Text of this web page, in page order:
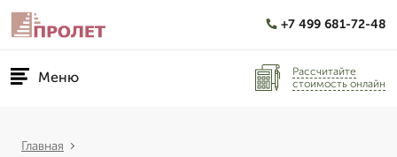
+7 499 681-72-48
Меню
Рассчитайте
стоимость онлайн
Главная